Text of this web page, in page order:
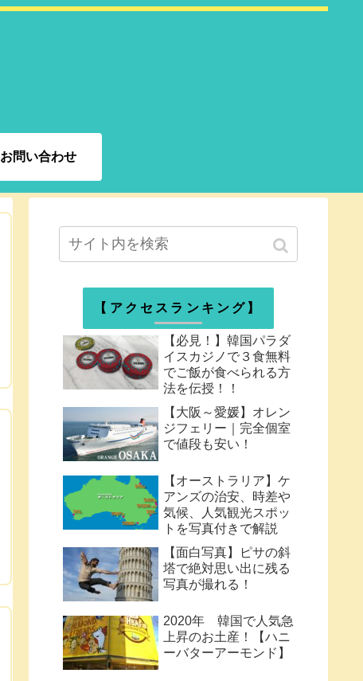
お問い合わせ
【アクセスランキング】
【必見！】韓国パラダ
イスカジノで３食無料
でご飯が食べられる方
法を伝授！！
【大阪～愛媛】オレン
ジフェリー｜完全個室
で値段も安い！
【オーストラリア】ケ
アンズの治安、時差や
気候、人気観光スポッ
トを写真付きで解説
【面白写真】ピサの斜
塔で絶対思い出に残る
写真が撮れる！
2020年 韓国で人気急
上昇のお土産！【ハニ
ーバターアーモンド】